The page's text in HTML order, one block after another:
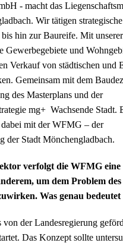
- macht das
Wir tätigen
hin zur Baureife. Mit
Gewerbegebiete und
Verkauf von städtischen und
Gemeinsam mit dem
des Masterplans und der
mg+ Wachsende Stadt.
mit der WFMG – der
der Stadt
verfolgt die WFMG eine
um dem Problem
Was genau bedeutet
von der Landesregierung
Das Konzept sollte